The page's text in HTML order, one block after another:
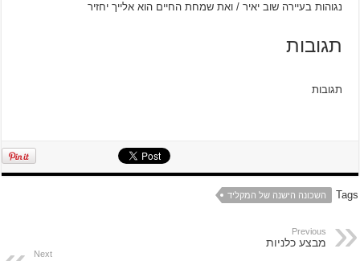
נגוהות בעיירה שוב יאיר / ואת שמחת החיים הוא אלייך יחזיר
תגובות
תגובות
Tags השכונה הישנה של המקליד
Previous
מבצע כלניות
Next